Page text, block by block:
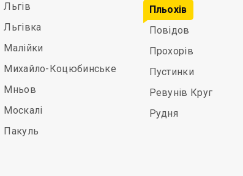
Льгів
Льгівка
Малійки
Михайло-Коцюбинське
Мньов
Москалі
Пакуль
Пльохів
Повідов
Прохорів
Пустинки
Ревунів Круг
Рудня